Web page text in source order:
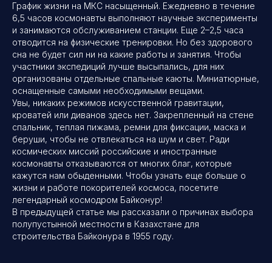
График жизни на МКС насыщенный. Ежедневно в течение
6,5 часов космонавты выполняют научные эксперименты
и занимаются обслуживанием станции. Еще 2–2,5 часа
отводится на физические тренировки. Но без здорового
сна не будет сил ни на какие работы и занятия. Чтобы
участники экспедиций лучше высыпались, для них
организованы отдельные спальные каюты. Миниатюрные,
оснащенные самыми необходимыми вещами.
Увы, никаких режимов искусственной гравитации,
кроватей или диванов здесь нет. Закрепленный на стене
спальник, теплая пижама, ремни для фиксации, маска и
беруши, чтобы не отвлекаться на шум и свет. Ради
космических миссий российские и иностранные
космонавты отказываются от многих благ, которые
кажутся нам обыденными. Чтобы узнать еще больше о
жизни и работе покорителей космоса, посетите
легендарный космодром Байконур!
В предыдущей статье мы рассказали о причинах выбора
полупустынной местности в Казахстане для
строительства Байконура в 1955 году.